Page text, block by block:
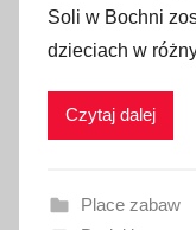
b
l
i
a
Soli w Bochni
dzieciach w
Czytaj dalej
Place zabaw